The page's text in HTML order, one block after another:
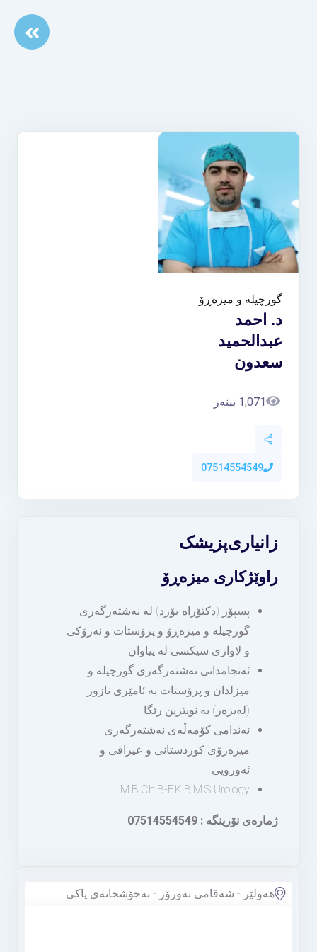
گورچیلە و میزەڕۆ
د. احمد
عبدالحمید
سعدون
1,071 بینەر
07514554549
پزیشکزانیاری
راوێژکاری میزەڕۆ
پسپۆر (دكتۆراه-بۆرد) لە نەشتەرگەرى
گورچيلە و ميزەڕۆ و پرۆستات و نەزۆكی
و لاوازی سيكسی لە پياوان
ئەنجامدانی نەشتەرگەری گورچیلە و
میزلدان و پرۆستات بە ئامێری نازور
(لەیزەر) بە نویترین رێگا
ئەندامی كۆمەڵەی نەشتەرگەرى
ميزەرۆی كوردستانی و عيراقی و
ئەوروپی
M.B.Ch.B-F.K.B.M.S Urology
ژماره‌ی نۆرینگه‌ : 07514554549
هەولێر - شەقامی نەورۆز - نەخۆشخانەی پاکی